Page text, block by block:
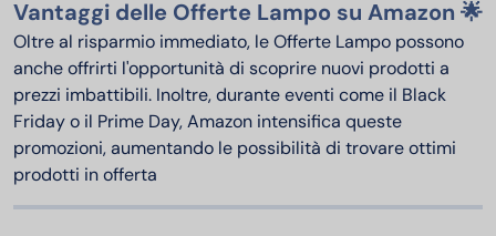
Vantaggi delle Offerte Lampo su Amazon 🌟
Oltre al risparmio immediato, le Offerte Lampo possono
anche offrirti l'opportunità di scoprire nuovi prodotti a
prezzi imbattibili. Inoltre, durante eventi come il Black
Friday o il Prime Day, Amazon intensifica queste
promozioni, aumentando le possibilità di trovare ottimi
prodotti in offerta